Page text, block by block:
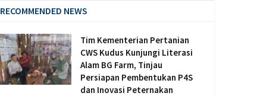
RECOMMENDED NEWS
Tim Kementerian Pertanian
CWS Kudus Kunjungi Literasi
Alam BG Farm, Tinjau
Persiapan Pembentukan P4S
dan Inovasi Peternakan